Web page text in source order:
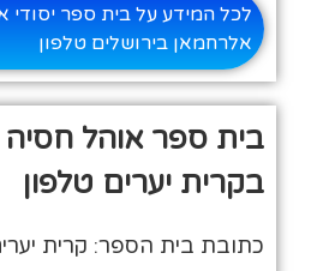
לכל המידע על בית ספר יסודי
אלרחמאן בירושלים טלפון
בית ספר אוהל חסיה
בקרית יערים טלפון
כתובת בית הספר: קרית יערים